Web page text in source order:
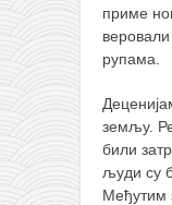
приме
рупама.
земљу.
били
људи су
Међутим